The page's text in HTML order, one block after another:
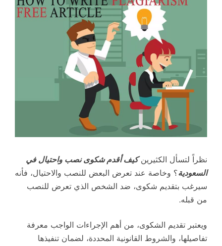
نظراً لتسأل الكثيرينكيف أقدم شكوى نصب واحتيال في
السعودية؟ وخاصة عند تعرض البعض للنصب والاحتيال، فأنه
سيرغب بتقديم شكوى، ضد الشخص الذي تعرض للنصب
من قبله.
ويعتبر تقديم الشكوى، من أهم الإجراءات الواجب معرفة
تفاصيلها، والشروط القانونية المحددة، لضمان تنفيذها